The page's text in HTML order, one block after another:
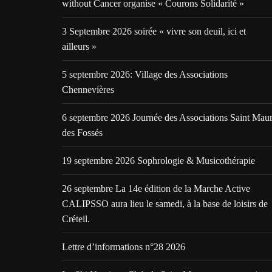
without Cancer organise « Courons Solidarité »
3 Septembre 2026 soirée « vivre son deuil, ici et
ailleurs »
5 septembre 2026: Village des Associations
Chennevières
6 septembre 2026 Journée des Associations Saint Maur
des Fossés
19 septembre 2026 Sophrologie & Musicothérapie
26 septembre La 14e édition de la Marche Active
CALIPSSO aura lieu le samedi, à la base de loisirs de
Créteil.
Lettre d’informations n°28 2026